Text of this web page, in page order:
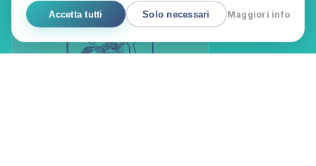
Accetta tutti Solo necessari Maggiori info